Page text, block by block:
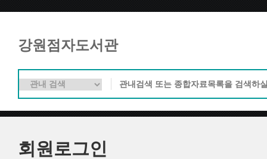
강원점자도서관
회원로그인